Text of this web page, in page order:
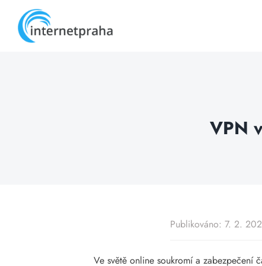
content
VPN
Publikováno: 7. 2.
Ve světě online soukromí a zabezpečení